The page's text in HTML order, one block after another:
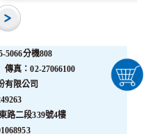
5066分機808
真：02-27066100
有限公司
路二段339號4樓